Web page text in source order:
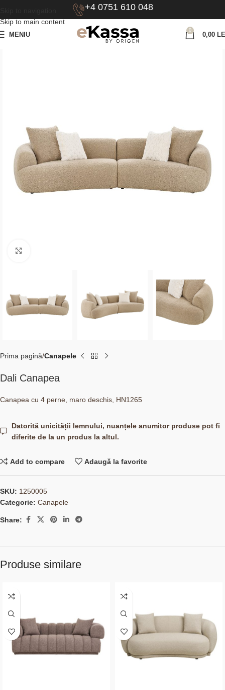
Skip to main content
+4 0751 610 048
MENIU
0
0,00
Prima pagină Canapele
Dali Canapea
Canapea cu 4 perne, maro deschis, HN1265
Datorită unicității lemnului, nuanțele anumitor produse pot fi
diferite de la un produs la altul.
Add to compare Adaugă la favorite
SKU: 1250005
Categorie: Canapele
Share:
Produse similare